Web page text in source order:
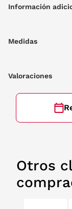
Información
Medidas
Valoraciones
Otros